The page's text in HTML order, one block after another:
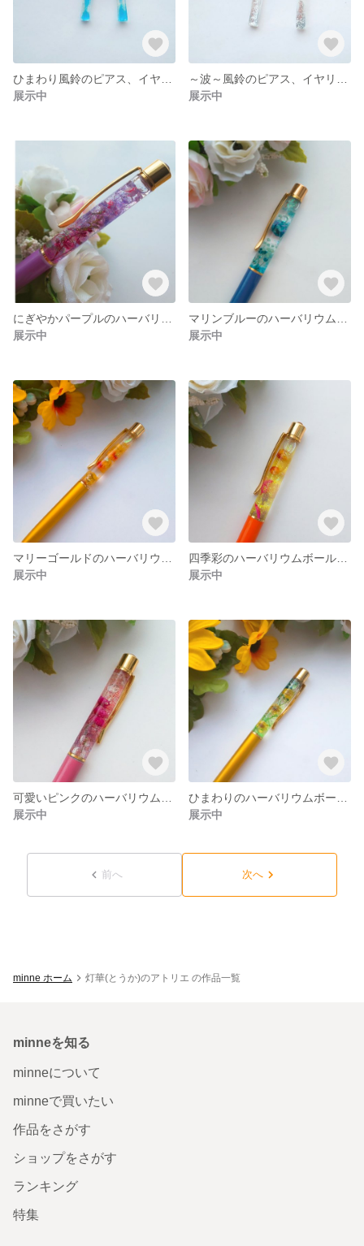
展示中
展示中
展示中
展示中
展示中
展示中
展示中
展示中
前へ 次へ
minne ホーム 灯華(とうか)のアトリエ の作品一覧
minneを知る
minneについて
minneで買いたい
作品をさがす
ショップをさがす
ランキング
特集